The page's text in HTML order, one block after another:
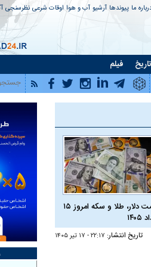
ما پیوندها آرشیو آب و هوا اوقات شرعی نظرسنجی
تاریخ فیلم
قیمت دلار، طلا و سکه امروز ۱۵
تاریخ انتشار: ۲۲:۱۷ - ۱۷ تير ۱۴۰۵